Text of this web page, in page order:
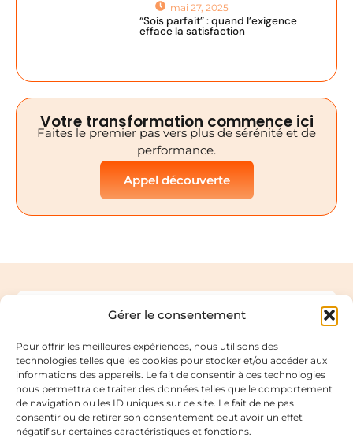
Gérer le consentement
Pour offrir les meilleures expériences, nous utilisons des
technologies telles que les cookies pour stocker et/ou accéder aux
informations des appareils. Le fait de consentir à ces technologies
nous permettra de traiter des données telles que le comportement
de navigation ou les ID uniques sur ce site. Le fait de ne pas
consentir ou de retirer son consentement peut avoir un effet
négatif sur certaines caractéristiques et fonctions.
mai 27, 2025
“Sois parfait” : quand l’exigence
efface la satisfaction
Votre transformation commence ici
Faites le premier pas vers plus de sérénité et de
performance.
Appel découverte
Coach professionnelle et consultante en
Liens utiles
Code de déontologie
Mentions légales
Politique de confidentialité